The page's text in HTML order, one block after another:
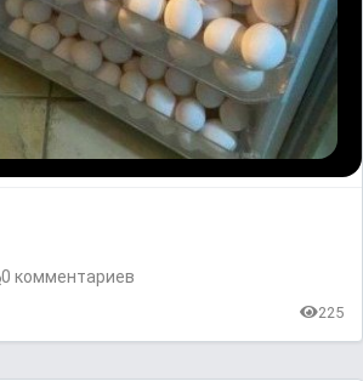
0 комментариев
225